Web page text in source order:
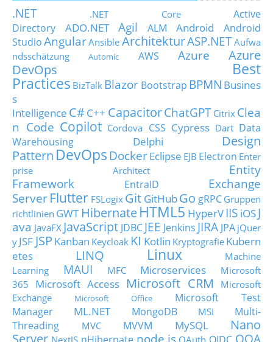
.NET .NET Core
Active
Directory
ADO.NET Agil ALM Android
Android
StudioAngularAnsible ArchitekturASP.NETAufwa
ndsschätzung
Automic AWS Azure
Azure
DevOps
Best
Practices BizTalk Blazor Bootstrap BPMN Busines
s
Intelligence C#C++ CapacitorChatGPT Citrix Clea
n Code Copilot Cordova CSS Cypress Dart Data
Warehousing
Delphi
Design
Pattern DevOps DockerEclipse EJB Electron Enter
prise Architect
Entity
Framework
EntraID
Exchange
Server Flutter FSLogix Git GitHubGo gRPC Gruppen
richtlinien GWT HibernateHTML5 HyperVIIS iOSJ
ava JavaFX JavaScript JDBC JEE Jenkins JIRA JPA jQuer
y JSF JSP Kanban Keycloak KI Kotlin Kryptografie Kubern
etes
LINQ Linux
Machine
Learning
MAUI MFC Microservices
Microsoft
365
Microsoft Access Microsoft CRM
Microsoft
Exchange
Microsoft Office
Microsoft Test
Manager
ML.NET MongoDB MSI
Multi-
Threading
MVC MVVM MySQL
Nano
Server NextJS node.js OAuth
OOA